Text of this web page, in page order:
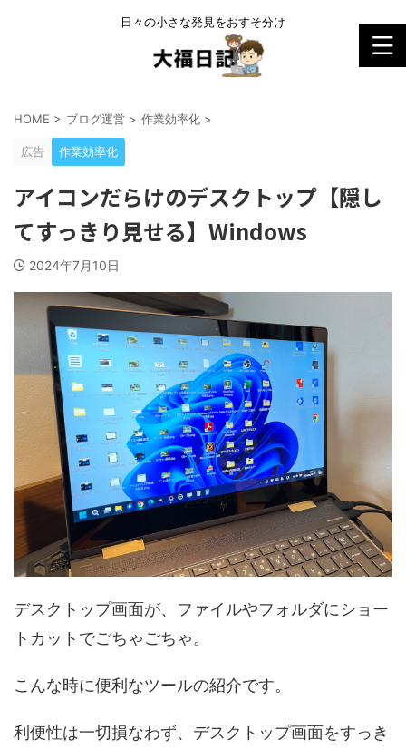
日々の小さな発見をおすそ分け
HOME > ブログ運営 > 作業効率化 >
広告 作業効率化
アイコンだらけのデスクトップ【隠し
てすっきり見せる】Windows
2024年7月10日
デスクトップ画面が、ファイルやフォルダにショー
トカットでごちゃごちゃ。
こんな時に便利なツールの紹介です。
利便性は一切損なわず、デスクトップ画面をすっき